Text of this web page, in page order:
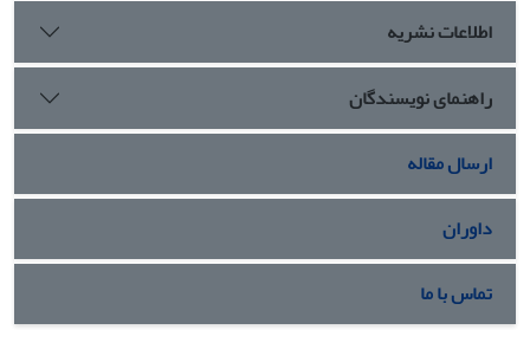
اطلاعات نشریه
راهنمای نویسندگان
ارسال مقاله
داوران
تماس با ما